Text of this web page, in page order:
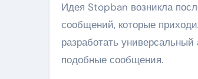
Идея Stopban возникла
сообщений, которые
разработать
подобные сообщения.